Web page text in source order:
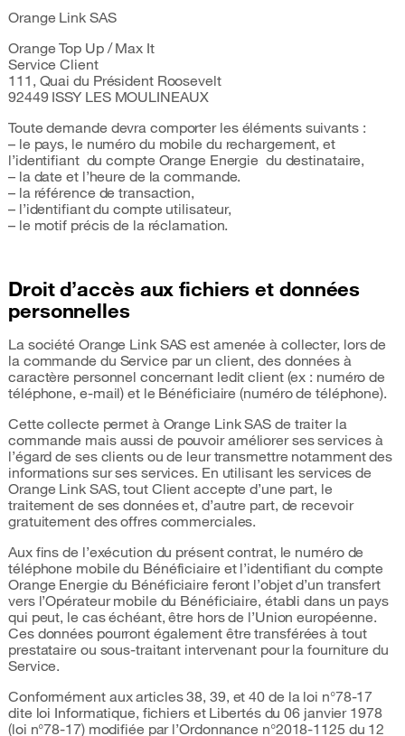
Orange Link SAS
Orange Top Up / Max It
Service Client
111, Quai du Président Roosevelt
92449 ISSY LES MOULINEAUX
Toute demande devra comporter les éléments suivants :
– le pays, le numéro du mobile du rechargement, et
l’identifiant du compte Orange Energie du destinataire,
– la date et l’heure de la commande.
– la référence de transaction,
– l’identifiant du compte utilisateur,
– le motif précis de la réclamation.
Droit d’accès aux fichiers et données
personnelles
La société Orange Link SAS est amenée à collecter, lors de
la commande du Service par un client, des données à
caractère personnel concernant ledit client (ex : numéro de
téléphone, e-mail) et le Bénéficiaire (numéro de téléphone).
Cette collecte permet à Orange Link SAS de traiter la
commande mais aussi de pouvoir améliorer ses services à
l’égard de ses clients ou de leur transmettre notamment des
informations sur ses services. En utilisant les services de
Orange Link SAS, tout Client accepte d’une part, le
traitement de ses données et, d’autre part, de recevoir
gratuitement des offres commerciales.
Aux fins de l’exécution du présent contrat, le numéro de
téléphone mobile du Bénéficiaire et l’identifiant du compte
Orange Energie du Bénéficiaire feront l’objet d’un transfert
vers l’Opérateur mobile du Bénéficiaire, établi dans un pays
qui peut, le cas échéant, être hors de l’Union européenne.
Ces données pourront également être transférées à tout
prestataire ou sous-traitant intervenant pour la fourniture du
Service.
Conformément aux articles 38, 39, et 40 de la loi n°78-17
dite loi Informatique, fichiers et Libertés du 06 janvier 1978
(loi n°78-17) modifiée par l’Ordonnance n°2018-1125 du 12